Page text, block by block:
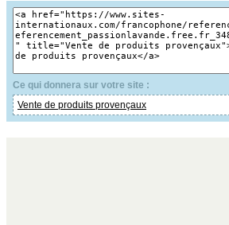
Ce qui donnera sur votre site :
Vente de produits provençaux